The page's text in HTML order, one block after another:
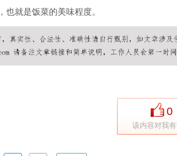
也就是饭菜的美味程度。
0
该内容对我